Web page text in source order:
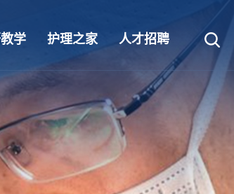
学 护理之家 人才招聘